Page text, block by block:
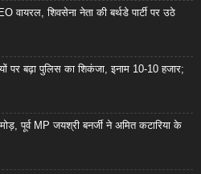
शिवसेना नेता की बर्थडे पार्टी पर उठे
पर बढ़ा पुलिस का शिकंजा, इनाम 10-10 हजार;
पूर्व MP जयश्री बनर्जी ने अमित कटारिया के